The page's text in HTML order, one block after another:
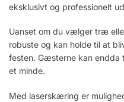
eksklusivt og professionelt
Uanset om du vælger træ
robuste og kan holde til at
festen. Gæsterne kan endda
et minde.
Med laserskæring er